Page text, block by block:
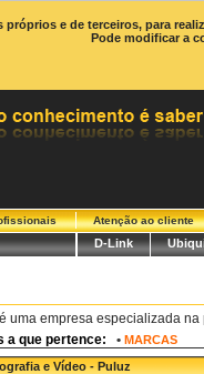
e de terceiros, para
Pode modificar a
Atenção ao cliente
D-Link
uma empresa especializada
a que pertence: • MARCAS
e Vídeo - Puluz